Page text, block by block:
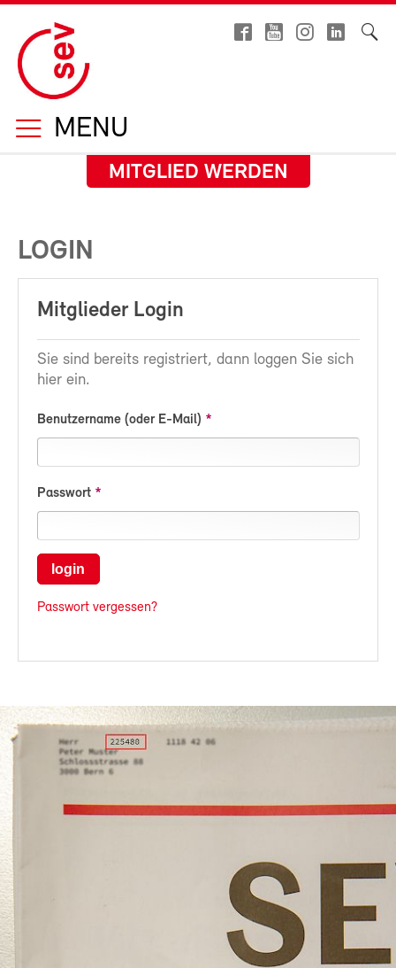
MENU
MITGLIED WERDEN
LOGIN
Mitglieder Login
Sie sind bereits registriert, dann loggen Sie sich
hier ein.
Benutzername (oder E-Mail)
Passwort
login
Passwort vergessen?